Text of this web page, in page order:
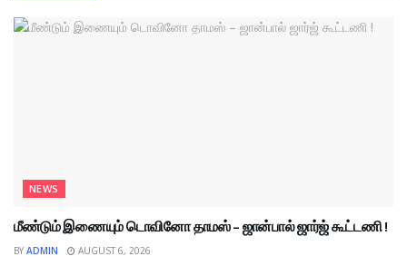
NEWS
மீண்டும் இணையும் டொவினோ தாமஸ் – ஜான்பால் ஜார்ஜ் கூட்டணி !
BY ADMIN AUGUST 6, 2026